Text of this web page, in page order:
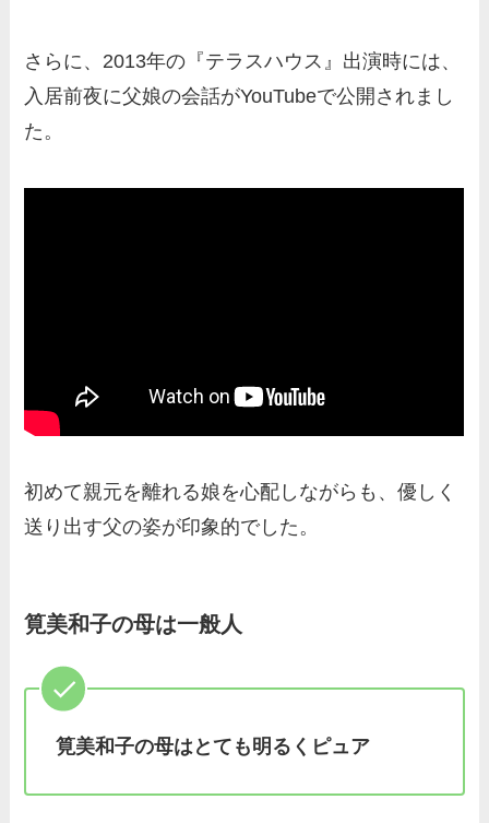
さらに、2013年の『テラスハウス』出演時には、
入居前夜に父娘の会話がYouTubeで公開されまし
た。
初めて親元を離れる娘を心配しながらも、優しく
送り出す父の姿が印象的でした。
筧美和子の母は一般人
筧美和子の母はとても明るくピュア